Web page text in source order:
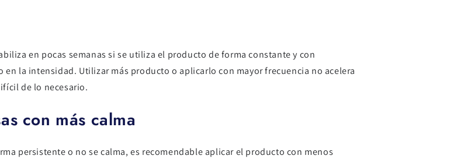
en pocas semanas si se utiliza el producto de forma constante y con
en la intensidad. Utilizar más producto o aplicarlo con mayor frecuencia no acelera
de lo necesario.
con más calma
persistente o no se calma, es recomendable aplicar el producto con menos